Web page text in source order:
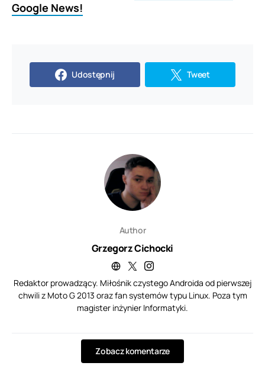
Google News!
Udostępnij Tweet
Author
Grzegorz Cichocki
Redaktor prowadzący. Miłośnik czystego Androida od pierwszej
chwili z Moto G 2013 oraz fan systemów typu Linux. Poza tym
magister inżynier Informatyki.
Zobacz komentarze